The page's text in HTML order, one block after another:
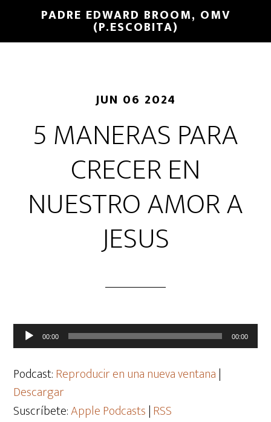
PADRE EDWARD BROOM, OMV
(P.ESCOBITA)
JUN 06 2024
5 MANERAS PARA
CRECER EN
NUESTRO AMOR A
JESUS
Reproductor
de
audio
00:00 00:00
Podcast:Reproducir en una nueva ventana|
Descargar
Suscríbete:Apple Podcasts|RSS